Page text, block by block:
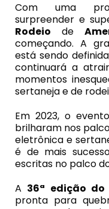
Com uma
surpreender e
Rodeio de
começando. A
está sendo
continuará a
momentos
sertaneja e de
Em 2023, o
brilharam nos
eletrônica e
é de mais
escritas no palco
A 36ª edição do
pronta para